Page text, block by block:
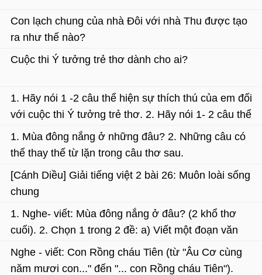
Con lạch chung của nhà Đôi với nhà Thu được tạo
ra như thế nào?
Cuộc thi Ý tưởng trẻ thơ dành cho ai?
1. Hãy nói 1 -2 câu thể hiện sự thích thú của em đối
với cuộc thi Ý tưởng trẻ thơ. 2. Hãy nói 1- 2 câu thể
hiện sự tán thành của em đối với sáng kiến của các
bạn nhỏ được giới thiệu trong bài Những ý tưởng
1. Mùa đông nắng ở những đâu? 2. Những câu có
thể thay thế từ lặn trong câu thơ sau.
[Cánh Diều] Giải tiếng việt 2 bài 26: Muôn loài sống
chung
1. Nghe- viết: Mùa đông nắng ở đâu? (2 khổ thơ
cuối). 2. Chọn 1 trong 2 đề: a) Viết một đoạn văn
ngắn về cô giáo hoặc thầy giáo lớp 2 của em. b)
Viết một đoạn văn ngắn về người thân của em.
Nghe - viết: Con Rồng cháu Tiên (từ "Âu Cơ cùng
năm mươi con..." đến "... con Rồng cháu Tiên").